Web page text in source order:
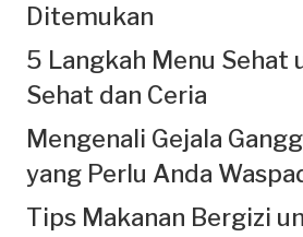
Ditemukan
5 Langkah Menu Sehat
Sehat dan Ceria
Mengenali Gejala
yang Perlu Anda
Tips Makanan Bergizi